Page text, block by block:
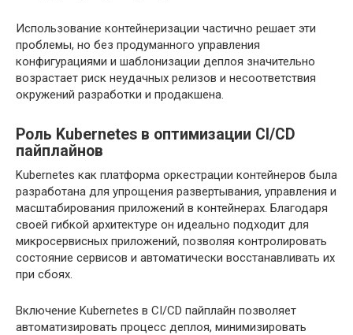
Использование контейнеризации частично решает эти
проблемы, но без продуманного управления
конфигурациями и шаблонизации деплоя значительно
возрастает риск неудачных релизов и несоответствия
окружений разработки и продакшена.
Роль Kubernetes в оптимизации CI/CD
пайплайнов
Kubernetes как платформа оркестрации контейнеров была
разработана для упрощения развертывания, управления и
масштабирования приложений в контейнерах. Благодаря
своей гибкой архитектуре он идеально подходит для
микросервисных приложений, позволяя контролировать
состояние сервисов и автоматически восстанавливать их
при сбоях.
Включение Kubernetes в CI/CD пайплайн позволяет
автоматизировать процесс деплоя, минимизировать